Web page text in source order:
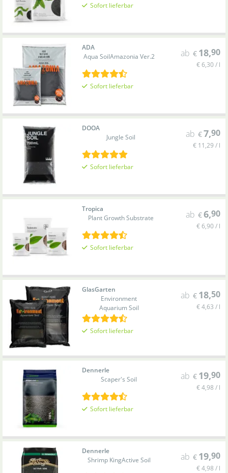
Sofort lieferbar
ADA
Aqua SoilAmazonia Ver.2 ab € 18,90
€ 6,30 / l
Sofort lieferbar
DOOA
Jungle Soil
ab €7,90
€ 11,29 / l
Sofort lieferbar
Tropica
Plant Growth Substrate
ab €6,90
€ 6,90 / l
Sofort lieferbar
GlasGarten
Environment
Aquarium Soil
ab € 18,50
€ 4,63 / l
Sofort lieferbar
Dennerle
Scaper's Soil
ab € 19,90
€ 4,98 / l
Sofort lieferbar
Dennerle
Shrimp KingActive Soil ab € 19,90
€ 4,98 / l